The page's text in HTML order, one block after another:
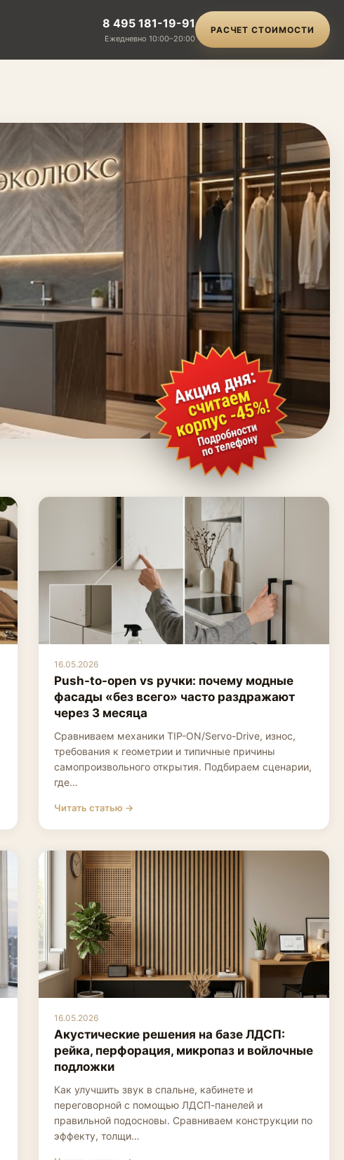
8 495 181-19-91
Ежедневно 10:00–20:00
РАСЧЕТ СТОИМОСТИ
16.05.2026
Push-to-open vs ручки: почему модные
фасады «без всего» часто раздражают
через 3 месяца
Сравниваем механики TIP-ON/Servo-Drive, износ,
требования к геометрии и типичные причины
самопроизвольного открытия. Подбираем сценарии,
где…
Читать статью →
16.05.2026
Акустические решения на базе ЛДСП:
рейка, перфорация, микропаз и войлочные
подложки
Как улучшить звук в спальне, кабинете и
переговорной с помощью ЛДСП-панелей и
правильной подосновы. Сравниваем конструкции по
эффекту, толщи…